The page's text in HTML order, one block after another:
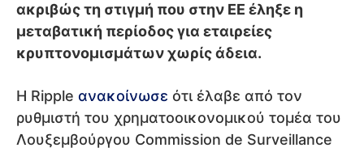
ακριβώς τη στιγμή που στην ΕΕ έληξε η
μεταβατική περίοδος για εταιρείες
κρυπτονομισμάτων χωρίς άδεια.
Η Ripple ανακοίνωσε ότι έλαβε από τον
ρυθμιστή του χρηματοοικονομικού τομέα του
Λουξεμβούργου Commission de Surveillance